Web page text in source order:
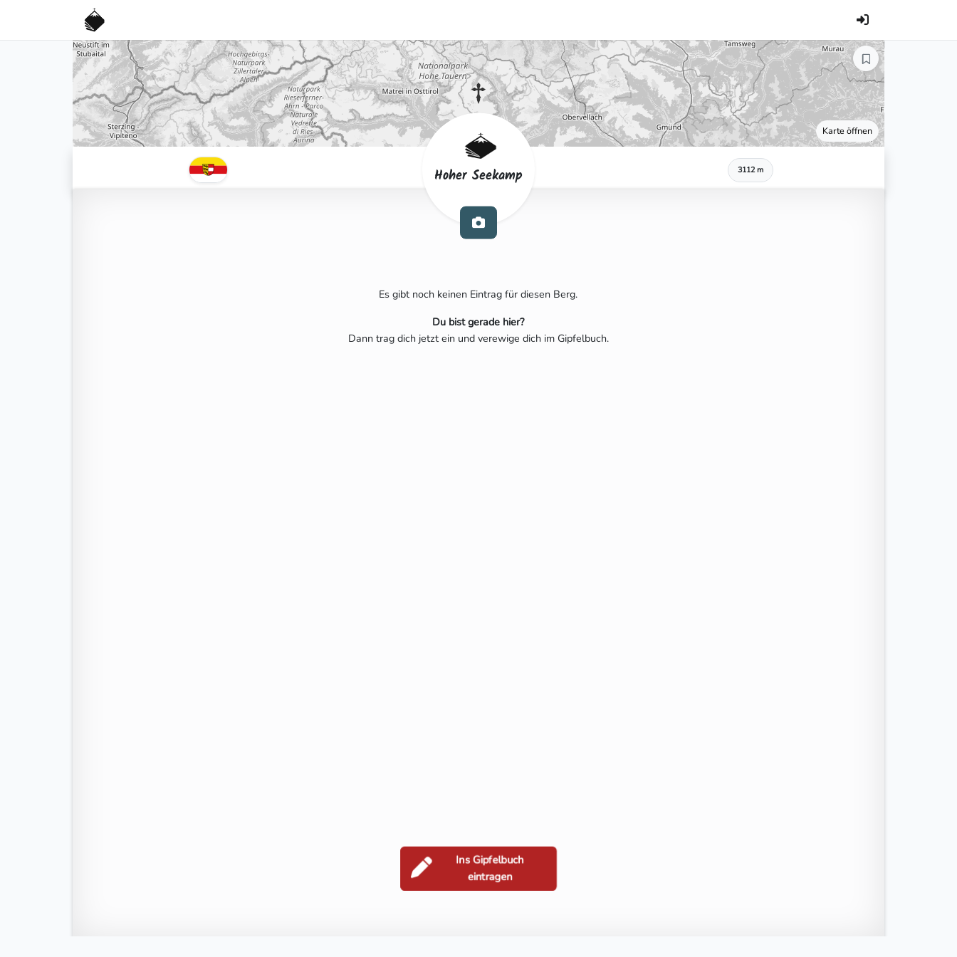
Karte öffnen
Hoher Seekamp 3112 m
Es gibt noch keinen Eintrag für diesen Berg.
Du bist gerade hier?
Dann trag dich jetzt ein und verewige dich im Gipfelbuch.
Ins Gipfelbuch
eintragen